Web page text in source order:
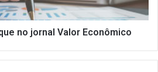
no jornal Valor Econômico